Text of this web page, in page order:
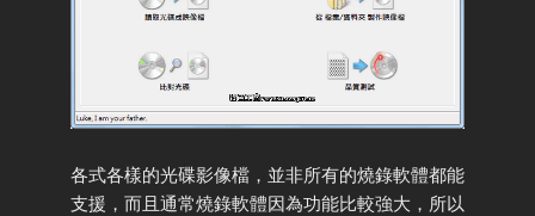
各式各樣的光碟影像檔，並非所有的燒錄軟體都能
支援，而且通常燒錄軟體因為功能比較強大，所以